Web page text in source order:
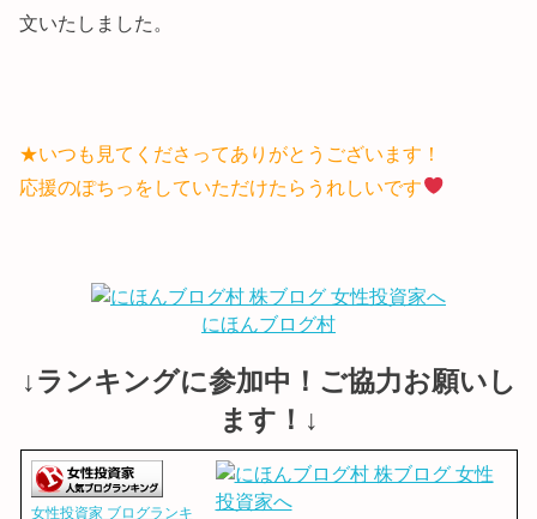
文いたしました。
★いつも見てくださってありがとうございます！
応援のぽちっをしていただけたらうれしいです
にほんブログ村
↓ランキングに参加中！ご協力お願いし
ます！↓
女性投資家 ブログランキ